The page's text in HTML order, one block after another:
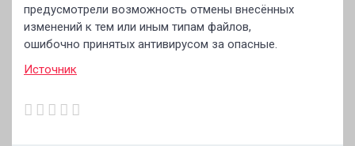
предусмотрели возможность отмены внесённых
изменений к тем или иным типам файлов,
ошибочно принятых антивирусом за опасные.
Источник